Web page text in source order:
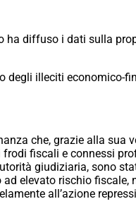
ha diffuso i dati sulla
degli illeciti economico-
che, grazie alla sua
fiscali e connessi
giudiziaria, sono
ad elevato rischio fiscale,
all’azione